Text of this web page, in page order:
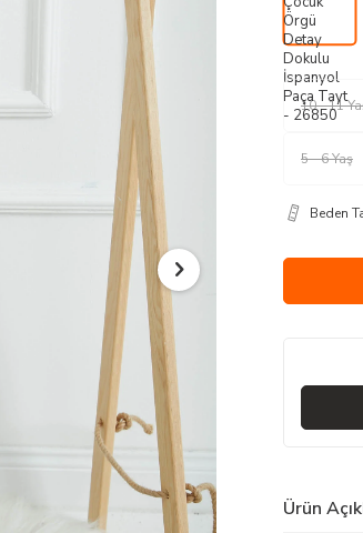
10 - 11
5 - 6 Yaş
Beden
Ürün